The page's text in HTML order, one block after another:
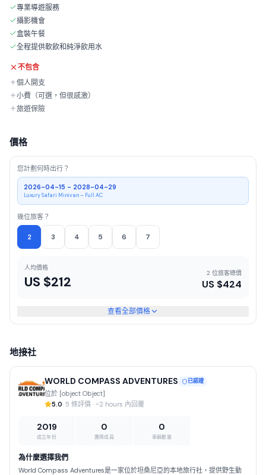
專業導遊服務
攝影機會
盒裝午餐
全程提供軟飲和純淨飲用水
不包含
個人開支
小費（可選，但很感激）
旅遊保險
價格
您計劃何時出行？
2026-04-15 - 2028-04-29
Luxury Safari Minivan – Full AC
幾位旅客？
2 3 4 5 6 7
人均價格
US $212
2 位旅客總價
US $424
查看全部價格
地接社
WORLD COMPASS ADVENTURES 已認證
位於 [object Object]
5.0· 5 條評價 · ~2 hours 內回覆
2019
成立年份
0
團隊成員
0
車輛數量
為什麼選擇我們
World Compass Adventures是一家位於坦桑尼亞的本地旅行社，提供野生動